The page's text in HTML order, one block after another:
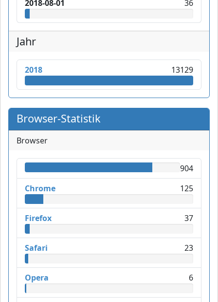
2018-08-01 36
Jahr
2018 13129
Browser-Statistik
Browser
904
Chrome
125
Firefox 37
Safari 23
Opera 6